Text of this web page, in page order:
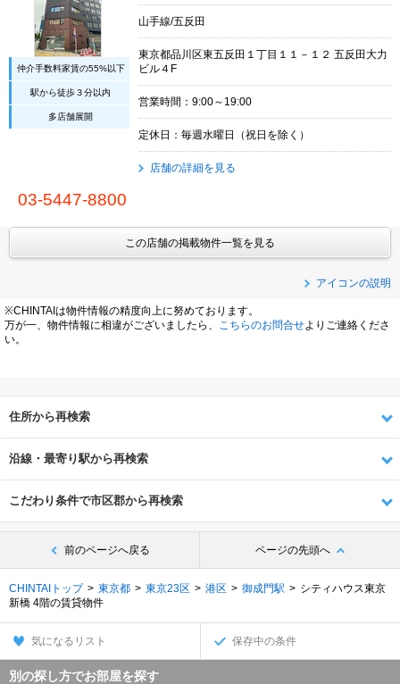
仲介手数料家賃の55%以下
駅から徒歩３分以内
多店舗展開
山手線/五反田
東京都品川区東五反田１丁目１１－１２ 五反田大力
ビル４F
営業時間：9:00～19:00
定休日：毎週水曜日（祝日を除く）
店舗の詳細を見る
03-5447-8800
この店舗の掲載物件一覧を見る
アイコンの説明
※CHINTAIは物件情報の精度向上に努めております。
万が一、物件情報に相違がございましたら、
こちらのお問合せよりご連絡くださ
い。
住所から再検索
沿線・最寄り駅から再検索
こだわり条件で市区郡から再検索
前のページへ戻る ページの先頭へ
CHINTAIトップ 東京都 東京23区 港区 御成門駅
シティハウス東京
新橋 4階の賃貸物件
気になるリスト 保存中の条件
別の探し方でお部屋を探す